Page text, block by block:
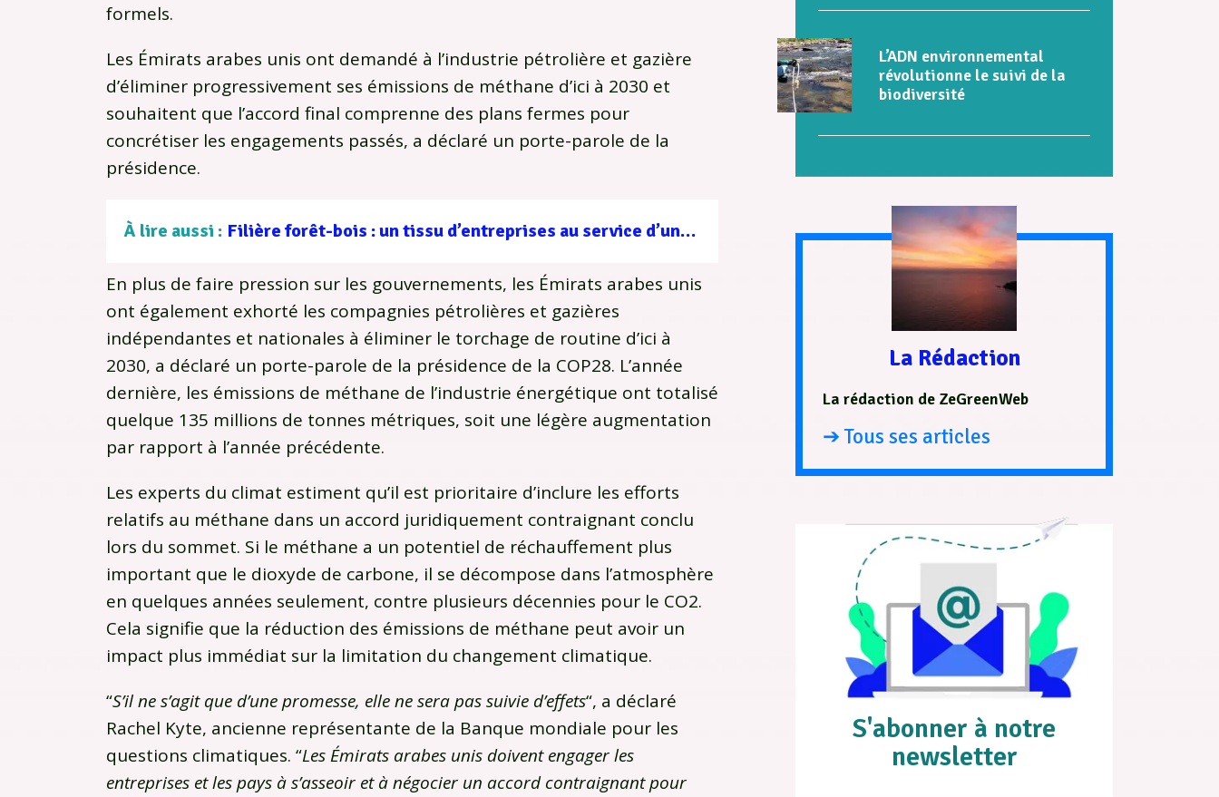
formels.
Les Émirats arabes unis ont demandé à l’industrie pétrolière et gazière
d’éliminer progressivement ses émissions de méthane d’ici à 2030 et
souhaitent que l’accord final comprenne des plans fermes pour
concrétiser les engagements passés, a déclaré un porte-parole de la
présidence.
À lire aussi : Filière forêt-bois : un tissu d’entreprises au service d’une gestion durable
En plus de faire pression sur les gouvernements, les Émirats arabes unis
ont également exhorté les compagnies pétrolières et gazières
indépendantes et nationales à éliminer le torchage de routine d’ici à
2030, a déclaré un porte-parole de la présidence de la COP28. L’année
dernière, les émissions de méthane de l’industrie énergétique ont totalisé
quelque 135 millions de tonnes métriques, soit une légère augmentation
par rapport à l’année précédente.
Les experts du climat estiment qu’il est prioritaire d’inclure les efforts
relatifs au méthane dans un accord juridiquement contraignant conclu
lors du sommet. Si le méthane a un potentiel de réchauffement plus
important que le dioxyde de carbone, il se décompose dans l’atmosphère
en quelques années seulement, contre plusieurs décennies pour le CO2.
Cela signifie que la réduction des émissions de méthane peut avoir un
impact plus immédiat sur la limitation du changement climatique.
“S’il ne s’agit que d’une promesse, elle ne sera pas suivie d’effets“, a déclaré
Rachel Kyte, ancienne représentante de la Banque mondiale pour les
questions climatiques. “Les Émirats arabes unis doivent engager les
entreprises et les pays à s’asseoir et à négocier un accord contraignant pour
L’ADN environnemental
révolutionne le suivi de la
biodiversité
La Rédaction
La rédaction de ZeGreenWeb
➔ Tous ses articles
S'abonner à notre
newsletter